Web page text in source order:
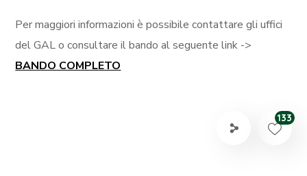
Per maggiori informazioni è possibile contattare gli uffici
del GAL o consultare il bando al seguente link ->
BANDO COMPLETO
133